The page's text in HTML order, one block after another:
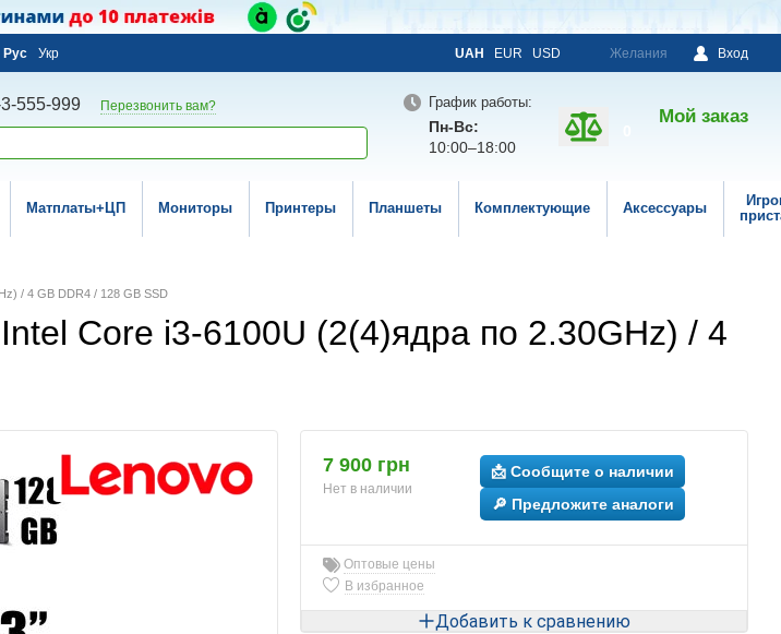
Рус Укр UAH EUR USD Желания Вход
555-999 Перезвонить вам? График работы:
Пн-Вс:
10:00–18:00
Мой заказ
Матплаты+ЦП Мониторы Принтеры Планшеты Комплектующие Аксессуары
/ 4 GB DDR4 / 128 GB SSD
Core i3-6100U (2(4)ядра по 2.30GHz) / 4
7 900 грн
Нет в наличии
📩 Сообщите о наличии
🔎 Предложите аналоги
Оптовые цены
В избранное
Добавить к сравнению